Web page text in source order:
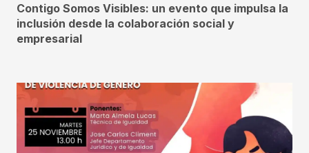
Contigo Somos Visibles: un evento que impulsa la
inclusión desde la colaboración social y
empresarial